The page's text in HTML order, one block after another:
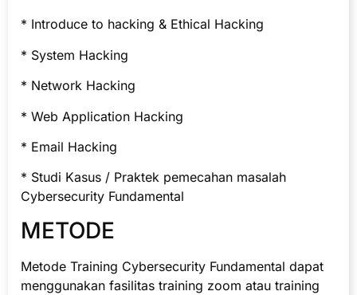
* Introduce to hacking & Ethical Hacking
* System Hacking
* Network Hacking
* Web Application Hacking
* Email Hacking
* Studi Kasus / Praktek pemecahan masalah
Cybersecurity Fundamental
METODE
Metode Training Cybersecurity Fundamental dapat
menggunakan fasilitas training zoom atau training